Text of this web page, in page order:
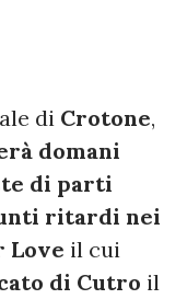
di Crotone,
domani
di parti
ritardi nei
Love il cui
di Cutro il